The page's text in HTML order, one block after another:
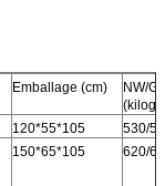
Emballage (cm)
NW/
120*55*105
530/
150*65*105 620/